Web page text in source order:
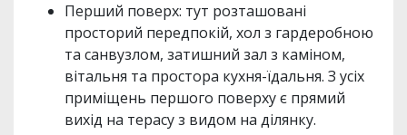
Перший поверх: тут розташовані
просторий передпокій, хол з гардеробною
та санвузлом, затишний зал з каміном,
вітальня та простора кухня-їдальня. З усіх
приміщень першого поверху є прямий
вихід на терасу з видом на ділянку.